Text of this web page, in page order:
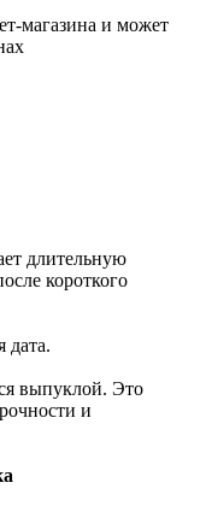
магазина и может
длительную
короткого
дата.
выпуклой. Это
и